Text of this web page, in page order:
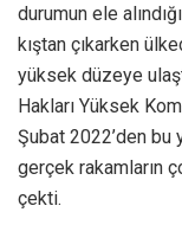
durumun ele
kıştan çıkarken
yüksek düzeye
Hakları Yüksek
Şubat 2022’den bu
gerçek rakamların
çekti.